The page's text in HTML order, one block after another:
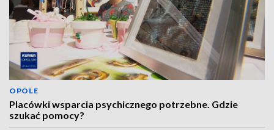
OPOLE
Placówki wsparcia psychicznego potrzebne. Gdzie
szukać pomocy?